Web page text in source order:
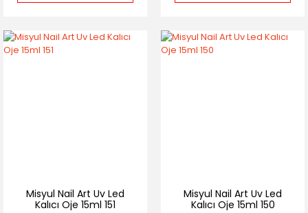
Misyul Nail Art Uv Led
Kalıcı Oje 15ml 151
Misyul Nail Art Uv Led
Kalıcı Oje 15ml 150